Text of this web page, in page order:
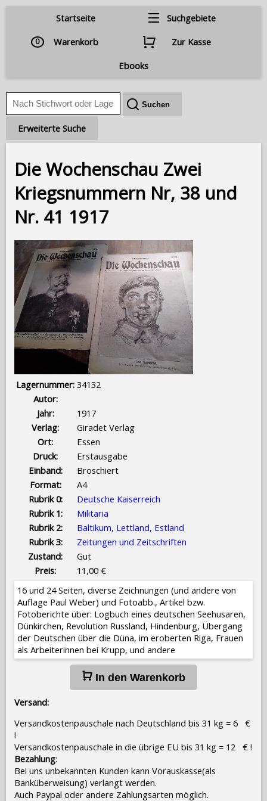
Startseite Suchgebiete
0 Warenkorb
Zur Kasse
Ebooks
Erweiterte Suche
Die Wochenschau Zwei
Kriegsnummern Nr, 38 und
Nr. 41 1917
Lagernummer: 34132
Autor:
Jahr:
1917
Verlag:
Giradet Verlag
Ort:
Essen
Druck:
Erstausgabe
Einband:
Broschiert
Format:
A4
Rubrik 0:
Deutsche Kaiserreich
Rubrik 1:
Militaria
Rubrik 2:
Baltikum, Lettland, Estland
Rubrik 3:
Zeitungen und Zeitschriften
Zustand:
Gut
Preis:
11,00 €
16 und 24 Seiten, diverse Zeichnungen (und andere von
Auflage Paul Weber) und Fotoabb., Artikel bzw.
Fotoberichte über: Logbuch eines deutschen Seehusaren,
Dünkirchen, Revolution Russland, Hindenburg, Übergang
der Deutschen über die Düna, im eroberten Riga, Frauen
als Arbeiterinnen bei Krupp, und andere
In den Warenkorb
Versand:
Versandkostenpauschale nach Deutschland bis 31 kg = 6 €
!
Versandkostenpauschale in die übrige EU bis 31 kg = 12 € !
Bezahlung:
Bei uns unbekannten Kunden kann Vorauskasse(als
Banküberweisung) verlangt werden.
Auch Paypal oder andere Zahlungsarten möglich.